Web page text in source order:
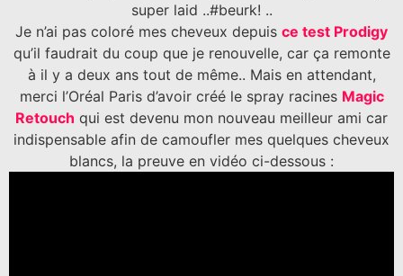
super laid ..#beurk! ..
Je n’ai pas coloré mes cheveux depuis ce test Prodigy
qu’il faudrait du coup que je renouvelle, car ça remonte
à il y a deux ans tout de même.. Mais en attendant,
merci l’Oréal Paris d’avoir créé le spray racines Magic
Retouch qui est devenu mon nouveau meilleur ami car
indispensable afin de camoufler mes quelques cheveux
blancs, la preuve en vidéo ci-dessous :